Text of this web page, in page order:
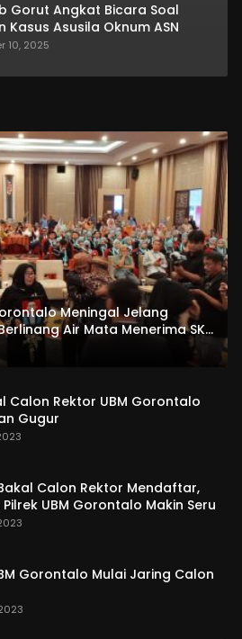
Gorut Angkat Bicara Soal
Kasus Asusila Oknum ASN
10, 2025
Meningal Jelang
Air Mata Menerima SKL
Calon Rektor UBM Gorontalo
Gugur
Calon Rektor Mendaftar,
UBM Gorontalo Makin Seru
Gorontalo Mulai Jaring Calon